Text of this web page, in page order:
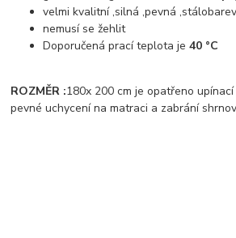
velmi kvalitní ,silná ,pevná
nemusí se žehlit
Doporučená prací teplota je40 °C
ROZMĚR :180x 200 cm je opatřeno
pevné uchycení na matraci a zabrání